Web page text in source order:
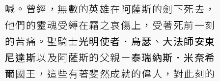
喊。曾經，無數的英雄在阿薩斯的劍下死去，
他們的靈魂受縛在霜之哀傷上，受著死前一刻
的苦痛。聖騎士光明使者．烏瑟 、 大法師安東
尼達斯以及阿薩斯的父親－泰瑞納斯．米奈希
爾國王，這些有著斐然成就的偉人，對此刻的